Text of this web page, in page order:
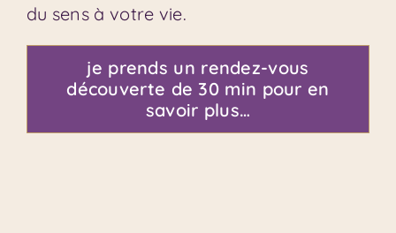
du sens à votre vie.
je prends un rendez-vous
découverte de 30 min pour en
savoir plus…